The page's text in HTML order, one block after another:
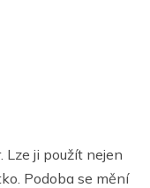
ji použít nejen
Podoba se mění